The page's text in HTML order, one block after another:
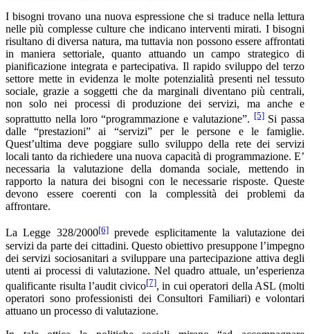
I bisogni trovano una nuova espressione che si traduce nella lettura
nelle più complesse culture che indicano interventi mirati. I bisogni
risultano di diversa natura, ma tuttavia non possono essere affrontati
in maniera settoriale, quanto attuando un campo strategico di
pianificazione integrata e partecipativa. Il rapido sviluppo del terzo
settore mette in evidenza le molte potenzialità presenti nel tessuto
sociale, grazie a soggetti che da marginali diventano più centrali,
non solo nei processi di produzione dei servizi, ma anche e
soprattutto nella loro “programmazione e valutazione”. [5]Si passa
dalle “prestazioni” ai “servizi” per le persone e le famiglie.
Quest’ultima deve poggiare sullo sviluppo della rete dei servizi
locali tanto da richiedere una nuova capacità di programmazione. E’
necessaria la valutazione della domanda sociale, mettendo in
rapporto la natura dei bisogni con le necessarie risposte. Queste
devono essere coerenti con la complessità dei problemi da
affrontare.
La Legge 328/2000[6]prevede esplicitamente la valutazione dei
servizi da parte dei cittadini. Questo obiettivo presuppone l’impegno
dei servizi sociosanitari a sviluppare una partecipazione attiva degli
utenti ai processi di valutazione. Nel quadro attuale, un’esperienza
qualificante risulta l’audit civico[7], in cui operatori della ASL (molti
operatori sono professionisti dei Consultori Familiari) e volontari
attuano un processo di valutazione.